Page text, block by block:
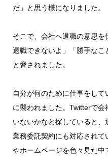
だ」と思う様になりました。
そこで、会社へ退職の意思
退職できないよ」「勝手なこ
と脅されました。
自分が何のために仕事をし
に襲われました。Twitterで
いないかなと探していると
業務委託契約にも対応されて
やホームページを色々見た中